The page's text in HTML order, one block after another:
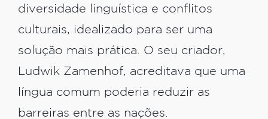
diversidade linguística e conflitos
culturais, idealizado para ser uma
solução mais prática. O seu criador,
Ludwik Zamenhof, acreditava que uma
língua comum poderia reduzir as
barreiras entre as nações.